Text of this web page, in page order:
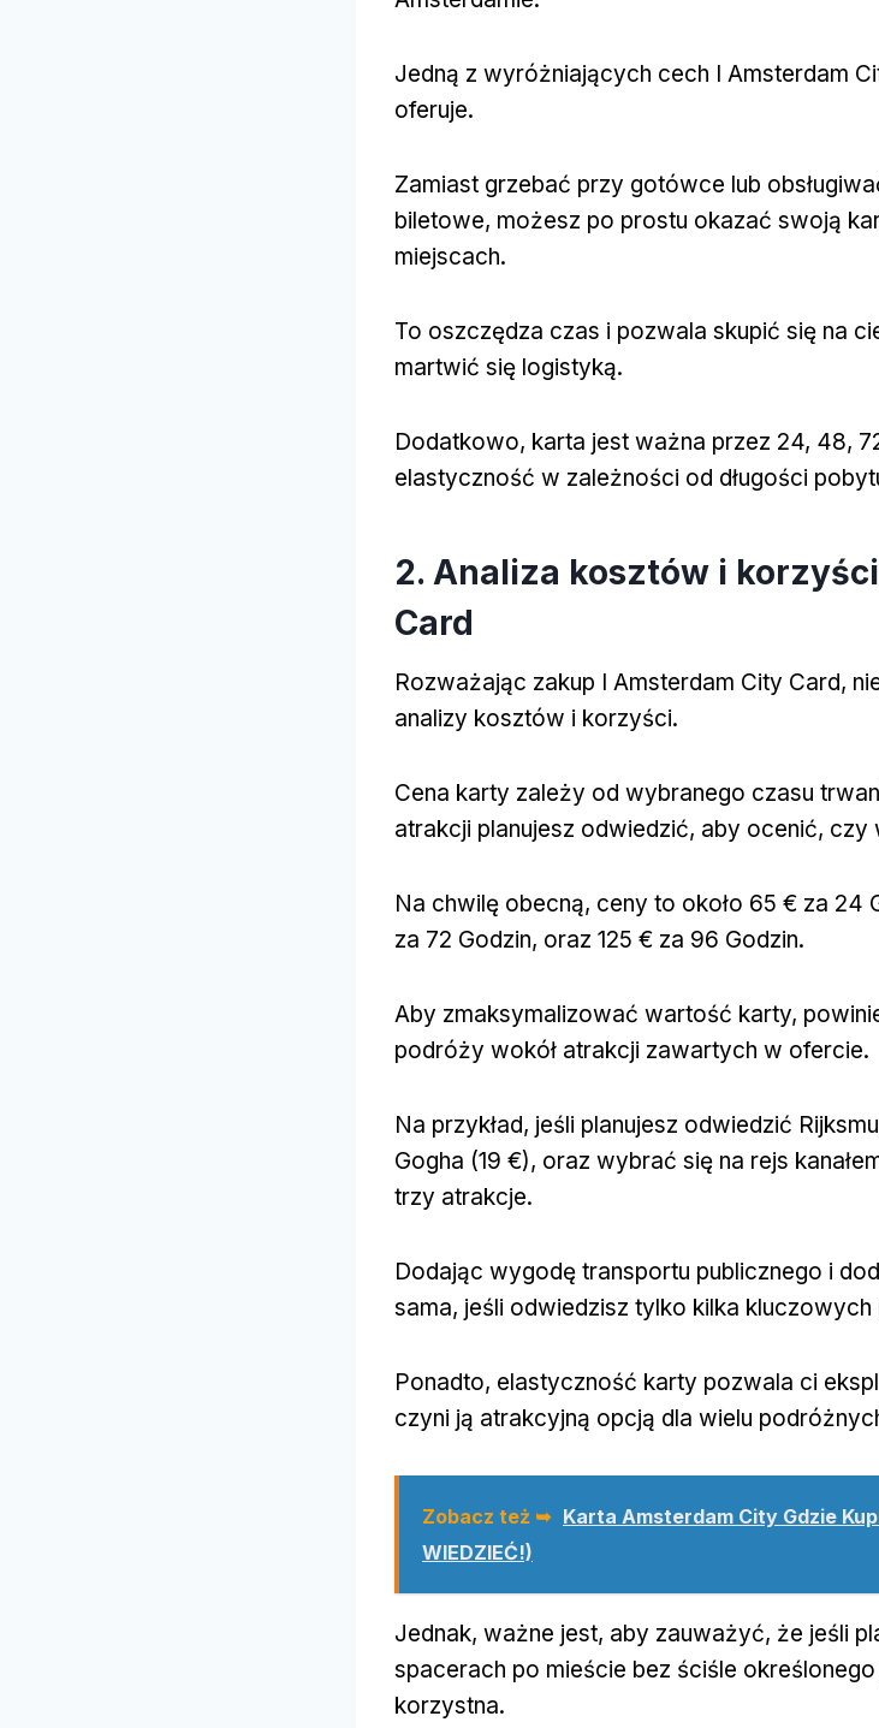
Jedną z wyróżniających cech I Amsterdam
oferuje.
Zamiast grzebać przy gotówce lub
biletowe, możesz po prostu okazać swoją
miejscach.
To oszczędza czas i pozwala skupić się na
martwić się logistyką.
Dodatkowo, karta jest ważna przez 24, 48,
elastyczność w zależności od długości
2. Analiza kosztów i
Card
Rozważając zakup I Amsterdam City Card,
analizy kosztów i korzyści.
Cena karty zależy od wybranego czasu
atrakcji planujesz odwiedzić, aby ocenić,
Na chwilę obecną, ceny to około 65 € za 24
za 72 Godzin, oraz 125 € za 96 Godzin.
Aby zmaksymalizować wartość karty,
podróży wokół atrakcji zawartych w ofercie.
Na przykład, jeśli planujesz odwiedzić
Gogha (19 €), oraz wybrać się na rejs
trzy atrakcje.
Dodając wygodę transportu publicznego i
sama, jeśli odwiedzisz tylko kilka kluczowych
Ponadto, elastyczność karty pozwala ci
czyni ją atrakcyjną opcją dla wielu
Zobacz też ➥ Karta Amsterdam City Gdzie
WIEDZIEĆ!)
Jednak, ważne jest, aby zauważyć, że jeśli
spacerach po mieście bez ściśle
korzystna.